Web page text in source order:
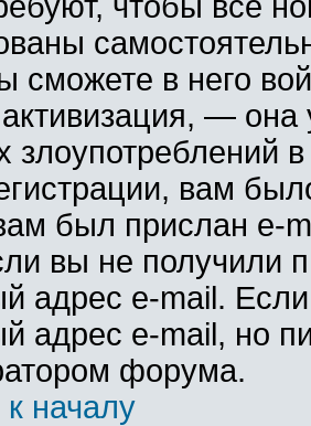
сможете в него
активизация, —
злоупотреблений
вам
был прислан e-
вы не получили
адрес e-mail.
адрес e-mail, но
форума.
началу